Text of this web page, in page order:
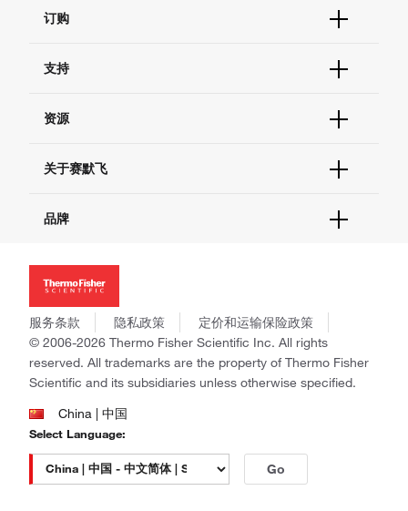
订购
订单支持
现货供应中心
支持
联系我们 - 400 820 8982
查找文件&证书
资源
促销
社交媒体
关于赛默飞
招聘
新闻
社会责任
商标
政策和通知
品牌
Applied Biosystems
Invitrogen
Gibco
Ion Torrent
Unity Lab Services
Patheon
PPD
服务条款 隐私政策
定价和运输保险政策
© 2006-2026 Thermo Fisher Scientific Inc. All rights
reserved. All trademarks are the property of Thermo Fisher
Scientific and its subsidiaries unless otherwise specified.
China | 中国
Select Language:
Go